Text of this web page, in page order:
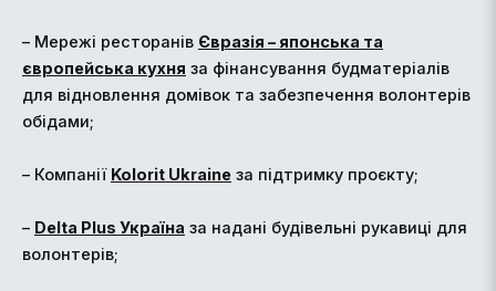
– Мережі ресторанів Євразія – японська та
європейська кухня за фінансування будматеріалів
для відновлення домівок та забезпечення волонтерів
обідами;
– Компанії Kolorit Ukraine за підтримку проєкту;
– Delta Plus Україна за надані будівельні рукавиці для
волонтерів;